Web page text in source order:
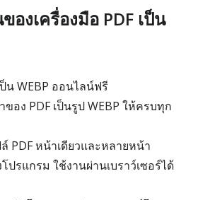
องเครื่องมือ PDF เป็น
น WEBP ออนไลน์ฟรี
อง PDF เป็นรูป WEBP ให้ครบทุก
PDF หน้าเดียวและหลายหน้า
ปรแกรม ใช้งานผ่านเบราว์เซอร์ได้